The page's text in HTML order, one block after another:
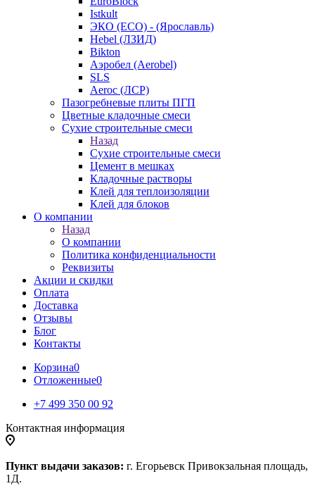
Istkult
ЭКО (ECO) - (Ярославль)
Hebel (ЛЗИД)
Bikton
Аэробел (Aerobel)
SLS
Aeroc (ЛСР)
Пазогребневые плиты ПГП
Цветные кладочные смеси
Сухие строительные смеси
Назад
Сухие строительные смеси
Цемент в мешках
Кладочные растворы
Клей для теплоизоляции
Клей для блоков
О компании
Назад
О компании
Политика конфиденциальности
Реквизиты
Акции и скидки
Оплата
Доставка
Отзывы
Блог
Контакты
Корзина0
Отложенные0
+7 499 350 00 92
Контактная информация
Пункт выдачи заказов: г. Егорьевск Привокзальная площадь,
1Д.